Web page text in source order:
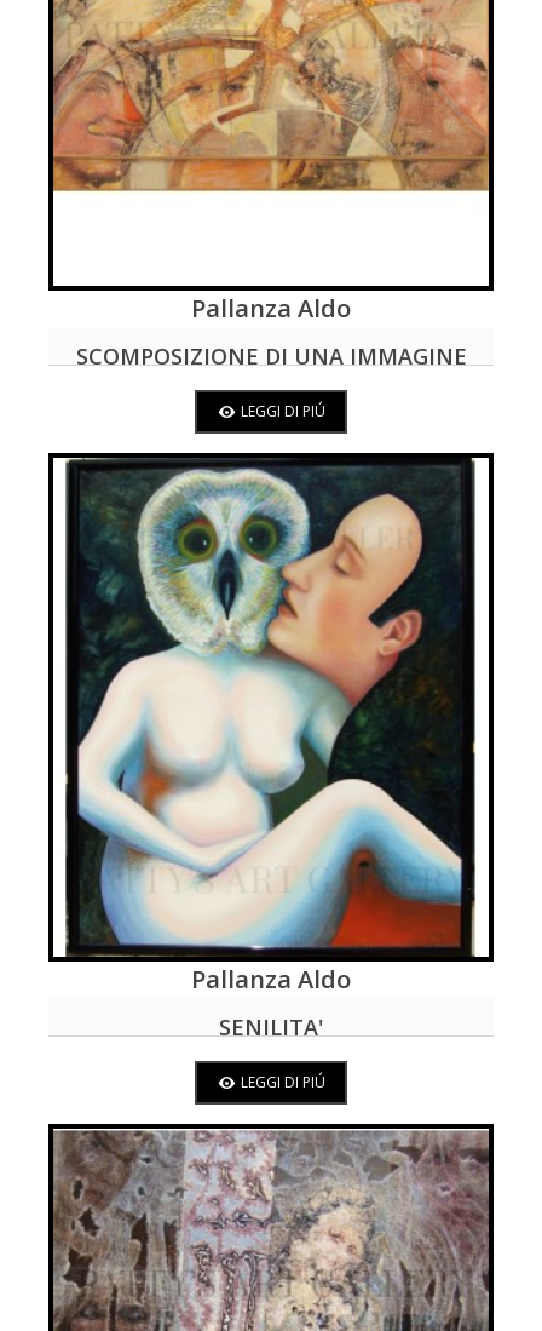
LEGGI DI PIÚ
Pallanza Aldo
SCOMPOSIZIONE DI UNA IMMAGINE
LEGGI DI PIÚ
LEGGI DI PIÚ
Pallanza Aldo
SENILITA'
LEGGI DI PIÚ